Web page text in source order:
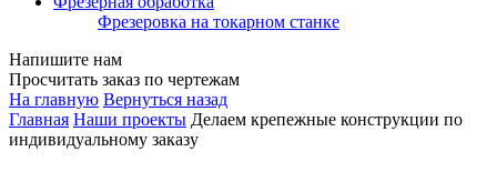
Фрезеровка на токарном станке
Напишите нам
Просчитать заказ по чертежам
На главную Вернуться назад
Главная Наши проекты Делаем крепежные конструкции по
индивидуальному заказу